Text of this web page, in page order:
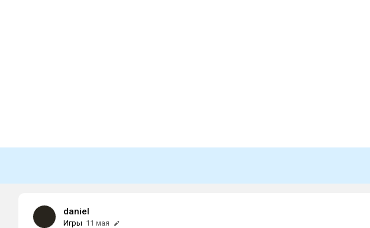
daniel
Игры 11 мая